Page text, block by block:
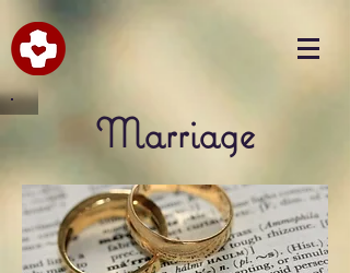
Marriage